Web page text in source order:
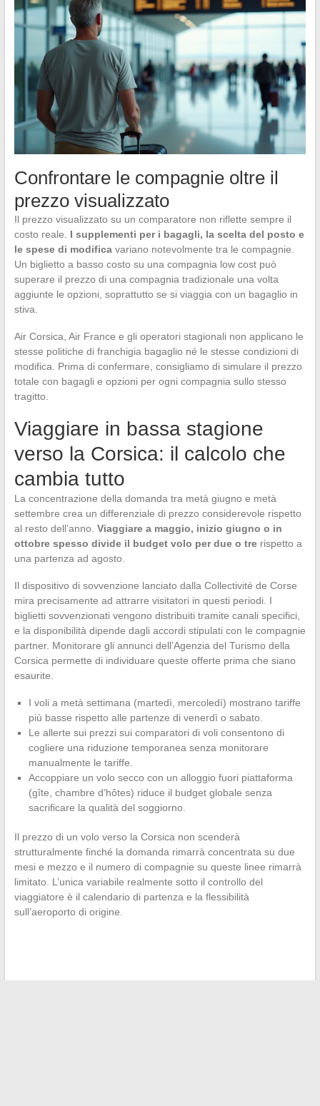
Confrontare le compagnie oltre il
prezzo visualizzato
Il prezzo visualizzato su un comparatore non riflette sempre il
costo reale. I supplementi per i bagagli, la scelta del posto e
le spese di modificavariano notevolmente tra le compagnie.
Un biglietto a basso costo su una compagnia low cost può
superare il prezzo di una compagnia tradizionale una volta
aggiunte le opzioni, soprattutto se si viaggia con un bagaglio in
stiva.
Air Corsica, Air France e gli operatori stagionali non applicano le
stesse politiche di franchigia bagaglio né le stesse condizioni di
modifica. Prima di confermare, consigliamo di simulare il prezzo
totale con bagagli e opzioni per ogni compagnia sullo stesso
tragitto.
Viaggiare in bassa stagione
verso la Corsica: il calcolo che
cambia tutto
La concentrazione della domanda tra metà giugno e metà
settembre crea un differenziale di prezzo considerevole rispetto
al resto dell’anno. Viaggiare a maggio, inizio giugno o in
ottobre spesso divide il budget volo per due o trerispetto a
una partenza ad agosto.
Il dispositivo di sovvenzione lanciato dalla Collectivité de Corse
mira precisamente ad attrarre visitatori in questi periodi. I
biglietti sovvenzionati vengono distribuiti tramite canali specifici,
e la disponibilità dipende dagli accordi stipulati con le compagnie
partner. Monitorare gli annunci dell’Agenzia del Turismo della
Corsica permette di individuare queste offerte prima che siano
esaurite.
I voli a metà settimana (martedì, mercoledì) mostrano tariffe
più basse rispetto alle partenze di venerdì o sabato.
Le allerte sui prezzi sui comparatori di voli consentono di
cogliere una riduzione temporanea senza monitorare
manualmente le tariffe.
Accoppiare un volo secco con un alloggio fuori piattaforma
(gîte, chambre d’hôtes) riduce il budget globale senza
sacrificare la qualità del soggiorno.
Il prezzo di un volo verso la Corsica non scenderà
strutturalmente finché la domanda rimarrà concentrata su due
mesi e mezzo e il numero di compagnie su queste linee rimarrà
limitato. L’unica variabile realmente sotto il controllo del
viaggiatore è il calendario di partenza e la flessibilità
sull’aeroporto di origine.